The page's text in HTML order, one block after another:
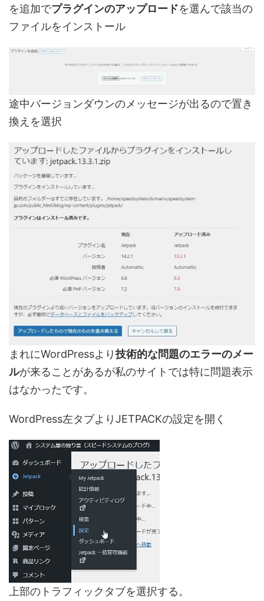
を追加でプラグインのアップロードを選んで該当の
ファイルをインストール
途中バージョンダウンのメッセージが出るので置き
換えを選択
まれにWordPressより技術的な問題のエラーのメー
ルが来ることがあるが私のサイトでは特に問題表示
はなかったです。
WordPress左タブよりJETPACKの設定を開く
上部のトラフィックタブを選択する。